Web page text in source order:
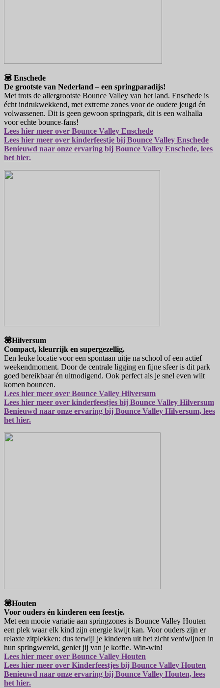
💟 Enschede
De grootste van Nederland – een springparadijs!
Met trots de allergrootste Bounce Valley van het land. Enschede is
écht indrukwekkend, met extreme zones voor de oudere jeugd én
volwassenen. Dit is geen gewoon springpark, dit is een walhalla
voor echte bounce-fans!
Lees hier meer over Bounce Valley Enschede
Lees hier meer over kinderfeestje bij Bounce Valley Enschede
Benieuwd naar onze ervaring bij Bounce Valley Enschede, lees
het hier.
💟Hilversum
Compact, kleurrijk en supergezellig.
Een leuke locatie voor een spontaan uitje na school of een actief
weekendmoment. Door de centrale ligging en fijne sfeer is dit park
goed bereikbaar én uitnodigend. Ook perfect als je snel even wilt
komen bouncen.
Lees hier meer over Bounce Valley Hilversum
Lees hier meer over kinderfeestjes bij Bounce Valley Hilversum
Benieuwd naar onze ervaring bij Bounce Valley Hilversum, lees
het hier.
💟Houten
Voor ouders én kinderen een feestje.
Met een mooie variatie aan springzones is Bounce Valley Houten
een plek waar elk kind zijn energie kwijt kan. Voor ouders zijn er
relaxte zitplekken: dus terwijl je kinderen uit het zicht verdwijnen in
hun springwereld, geniet jij van je koffie. Win-win!
Lees hier meer over Bounce Valley Houten
Lees hier meer over Kinderfeestjes bij Bounce Valley Houten
Benieuwd naar onze ervaring bij Bounce Valley Houten, lees
het hier.